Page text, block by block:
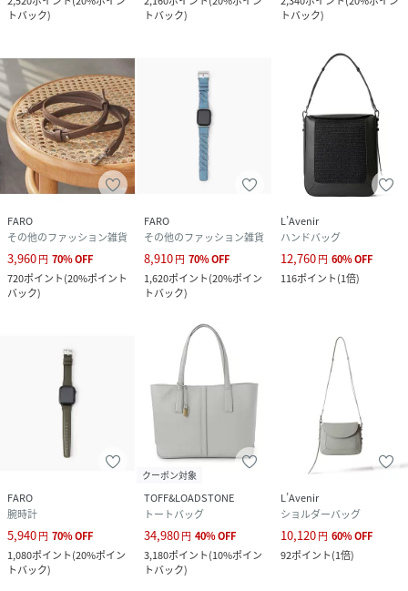
トバック)
トバック)
トバック)
FARO
その他のファッション雑貨
3,960円 70%OFF
720ポイント(20%ポイント
バック)
FARO
その他のファッション雑貨
8,910円 70%OFF
1,620ポイント(20%ポイン
トバック)
L’Avenir
ハンドバッグ
12,760円 60%OFF
116ポイント(1倍)
FARO
腕時計
5,940円 70%OFF
1,080ポイント(20%ポイン
トバック)
クーポン対象
TOFF&LOADSTONE
トートバッグ
34,980円 40%OFF
3,180ポイント(10%ポイン
トバック)
L’Avenir
ショルダーバッグ
10,120円 60%OFF
92ポイント(1倍)